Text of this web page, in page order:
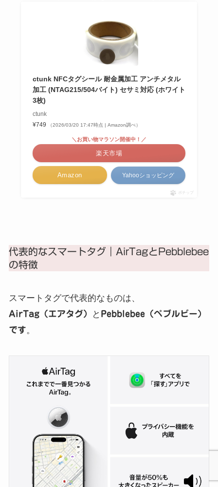
ctunk NFCタグシール 耐金属加工 アンチメタル
加工 (NTAG215/504バイト) セサミ対応 (ホワイト
3枚)
ctunk
¥749
（2026/03/20 17:47時点 | Amazon調べ）
Amazon
＼お買い物マラソン開催中！／
楽天市場
Yahooショッピング
ポチップ
代表的なスマートタグ｜AirTagとPebblebee
の特徴
スマートタグで代表的なものは、
AirTag（エアタグ） と Pebblebee（ペブルビー）
です。